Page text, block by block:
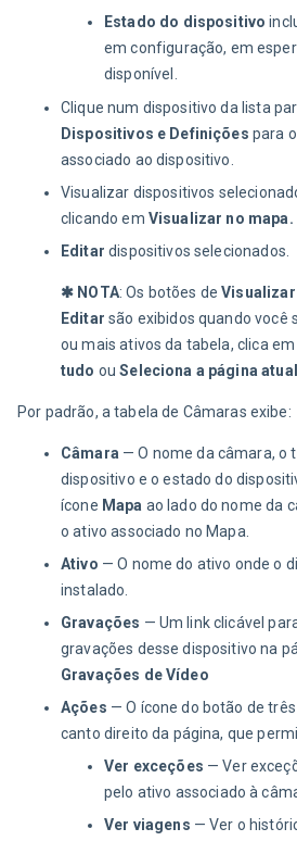
Estado do dispositivo
em configuração, em
disponível.
Clique num dispositivo da lista
Dispositivos e Definições para
associado ao dispositivo.
Visualizar dispositivos
clicando em Visualizar no mapa.
Editardispositivos selecionados.
✱ NOTA: Os botões de
Editar são exibidos quando você
ou mais ativos da tabela, clica
tudo ou Seleciona a página atual
Por padrão, a tabela de Câmaras exibe:
Câmara— O nome da câmara, o
dispositivo e o estado do
ícone Mapa ao lado do nome da
o ativo associado no Mapa.
Ativo — O nome do ativo onde o
instalado.
Gravações — Um link clicável
gravações desse dispositivo na
Gravações de Vídeo
Ações — O ícone do botão de
canto direito da página, que
Ver exceções — Ver
pelo ativo associado à
Ver viagens — Ver o